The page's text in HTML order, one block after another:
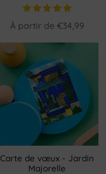
À partir de €34,99
Carte de vœux - Jardin
Majorelle